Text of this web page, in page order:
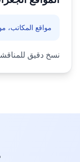
مواقع المكاتب،
نسخ دقيق